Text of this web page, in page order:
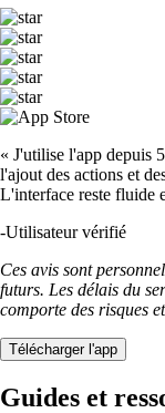
« J'utilise l'app depuis
l'ajout des actions et
L'interface reste fluide
-Utilisateur vérifié
Ces avis sont
futurs. Les délais du
comporte des risques
Télécharger l'app
Guides et